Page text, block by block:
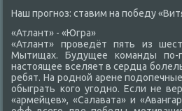
Наш прогноз: ставим на победу
«Атлант» - «Югра»
«Атлант» проведёт пять из
Мытищах. Будущее команды по-
настοящее вселяет в сердца
ребят. На родной арене
обыграть кого угодно. Если не
«армейцев», «Салавата» и